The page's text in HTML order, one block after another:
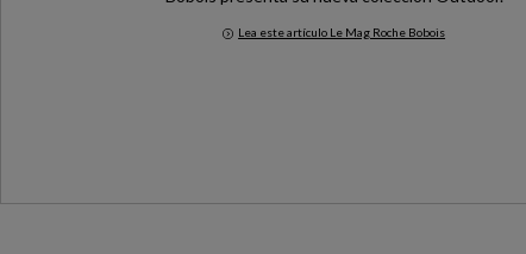
Lea este artículo Le Mag Roche Bobois
Milan Design Week 2026